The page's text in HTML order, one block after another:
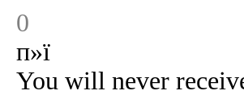
0
п»ї
You will never